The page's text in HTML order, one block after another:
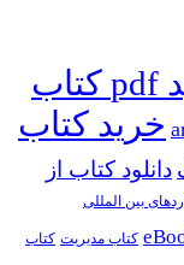
خرید pdf کتاب
خرید کتاب
دانلود کتاب از
بین المللی
کتاب مدیریت کتاب